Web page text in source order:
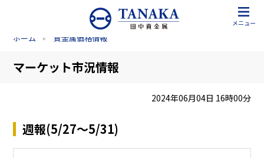
メニュー
ホーム 貴金属価格情報
マーケット市況情報
2024年06月04日 16時00分
週報(5/27～5/31)